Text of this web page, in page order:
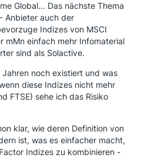
Global... Das nächste Thema
Anbieter auch der
Indizes von MSCI
mMn einfach mehr Infomaterial
sind als Solactive.
noch existiert und was
diese Indizes nicht mehr
FTSE) sehe ich das Risiko
klar, wie deren Definition von
ist, was es einfacher macht,
Indizes zu kombinieren -